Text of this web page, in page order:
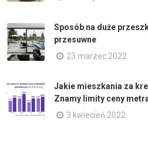
Sposób na duże
przesuwne
23 marzec 2022
Jakie mieszkania za
Znamy limity ceny
3 kwiecień 2022